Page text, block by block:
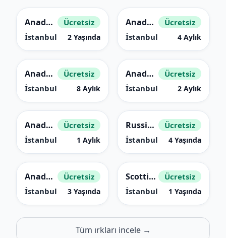
Anadolu Kedisi (Sarman, Tekir)
Ücretsiz
İstanbul
2 Yaşında
Anadolu Kedisi (Sarman, Tekir)
Ücretsiz
İstanbul
4 Aylık
Anadolu Kedisi (Sarman, Tekir)
Ücretsiz
İstanbul
8 Aylık
Anadolu Kedisi (Sarman, Tekir)
Ücretsiz
İstanbul
2 Aylık
Anadolu Kedisi (Sarman, Tekir)
Ücretsiz
İstanbul
1 Aylık
Russian Blue
Ücretsiz
İstanbul
4 Yaşında
Anadolu Kedisi (Sarman, Tekir)
Ücretsiz
İstanbul
3 Yaşında
Scottish Fold
Ücretsiz
İstanbul
1 Yaşında
Tüm ırkları incele →